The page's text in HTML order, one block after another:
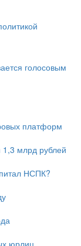
голосовым
платформ
1,3 млрд рублей
НСПК?